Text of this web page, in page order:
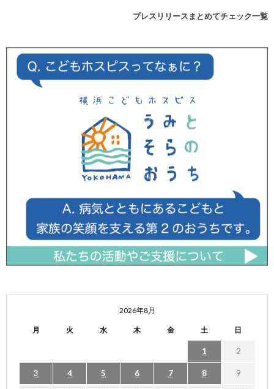
プレスリリースまとめてチェック一覧
2026年8月
月 火 水 木 金 土 日
1 2
3 4 5 6 7 8 9